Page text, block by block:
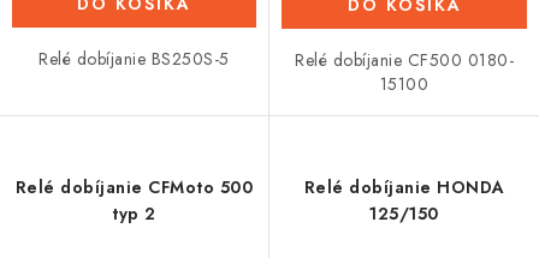
Relé dobíjanie BS250S-5
Relé dobíjanie CF500 0180-
15100
Relé dobíjanie CFMoto 500
typ 2
Relé dobíjanie HONDA
125/150